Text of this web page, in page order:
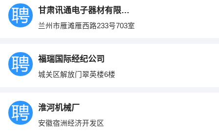
甘肃讯通电子器材有限公司
兰州市雁滩雁西路233号703室
福瑞国际经纪公司
城关区解放门翠英楼6楼
淮河机械厂
安徽宿洲经济开发区